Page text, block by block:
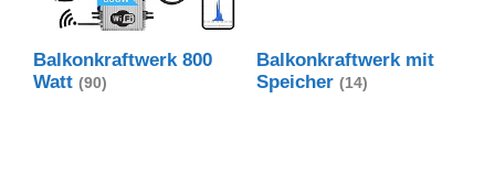
Balkonkraftwerk 800
Watt (90)
Balkonkraftwerk mit
Speicher (14)